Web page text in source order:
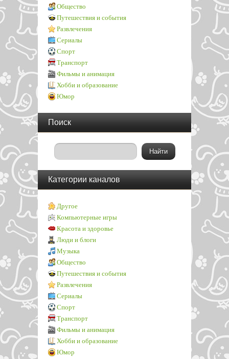
Общество
Путешествия и события
Развлечения
Сериалы
Спорт
Транспорт
Фильмы и анимация
Хобби и образование
Юмор
Поиск
Категории каналов
Другое
Компьютерные игры
Красота и здоровье
Люди и блоги
Музыка
Общество
Путешествия и события
Развлечения
Сериалы
Спорт
Транспорт
Фильмы и анимация
Хобби и образование
Юмор